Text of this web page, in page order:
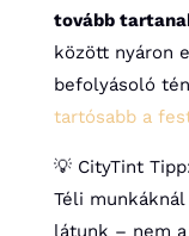
tovább
között nyáron
befolyásoló
tartósabb a
💡 CityTint
Téli
látunk – nem